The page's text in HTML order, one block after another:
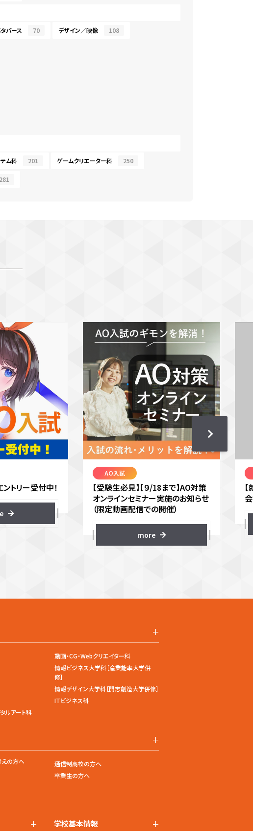
バース 70 デザイン／映像 108
ム科 201 ゲームクリエーター科 250
281
ントリー受付中！
AO入試
【受験生必見】【９/18まで】AO対策
オンラインセミナー実施のお知らせ
（限定動画配信での開催）
more
+
動画・CG・Webクリエイター科
情報ビジネス大学科［産業能率大学併
修］
情報デザイン大学科［開志創造大学併修］
ITビジネス科
ルアート科
+
の方へ
通信制高校の方へ
卒業生の方へ
+ 学校基本情報 +